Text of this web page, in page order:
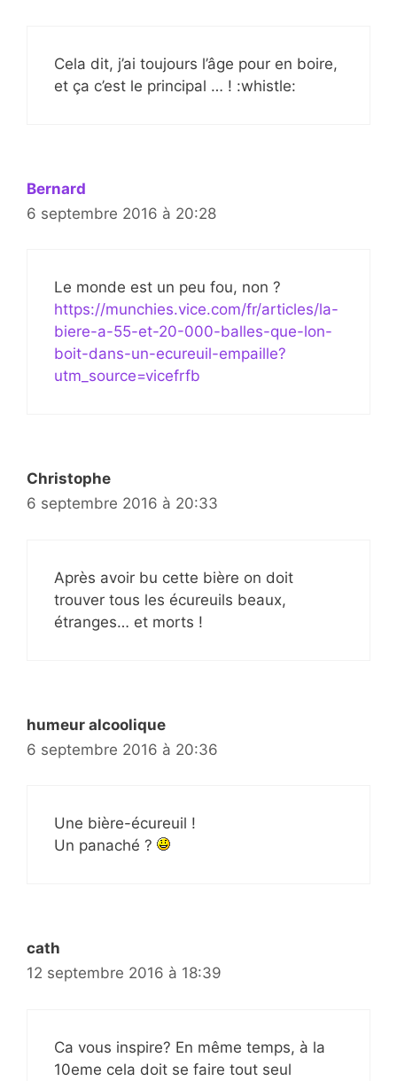
Cela dit, j’ai toujours l’âge pour en boire,
et ça c’est le principal … ! :whistle:
Bernard
6 septembre 2016 à 20:28
Le monde est un peu fou, non ?
https://munchies.vice.com/fr/articles/la-
biere-a-55-et-20-000-balles-que-lon-
boit-dans-un-ecureuil-empaille?
utm_source=vicefrfb
Christophe
6 septembre 2016 à 20:33
Après avoir bu cette bière on doit
trouver tous les écureuils beaux,
étranges… et morts !
humeur alcoolique
6 septembre 2016 à 20:36
Une bière-écureuil !
Un panaché ?
cath
12 septembre 2016 à 18:39
Ca vous inspire? En même temps, à la
10eme cela doit se faire tout seul